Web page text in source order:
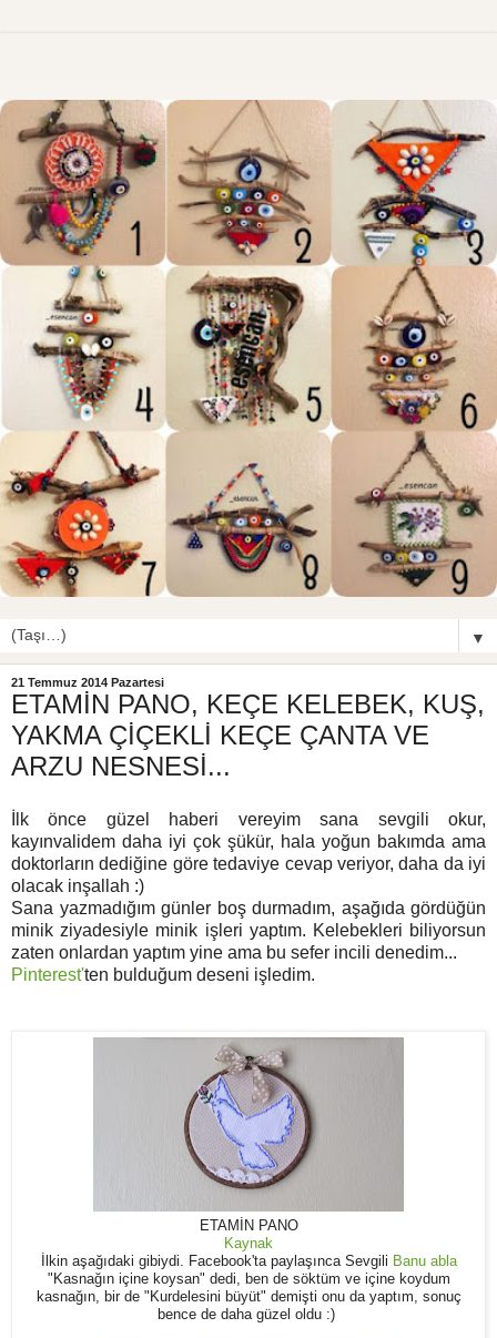
▼
21 Temmuz 2014 Pazartesi
ETAMİN PANO, KEÇE KELEBEK, KUŞ,
YAKMA ÇİÇEKLİ KEÇE ÇANTA VE
ARZU NESNESİ...
İlk önce güzel haberi vereyim sana sevgili okur,
kayınvalidem daha iyi çok şükür, hala yoğun bakımda ama
doktorların dediğine göre tedaviye cevap veriyor, daha da iyi
olacak inşallah :)
Sana yazmadığım günler boş durmadım, aşağıda gördüğün
minik ziyadesiyle minik işleri yaptım. Kelebekleri biliyorsun
zaten onlardan yaptım yine ama bu sefer incili denedim...
Pinterest'ten bulduğum deseni işledim.
ETAMİN PANO
Kaynak
lkin aşağıdaki gibiydi. Facebook'ta paylaşınca Sevgili Banu abla
"Kasnağın içine koysan" dedi, ben de söktüm ve içine koydum
kasnağın, bir de "Kurdelesini büyüt" demişti onu da yaptım, sonuç
bence de daha güzel oldu :)